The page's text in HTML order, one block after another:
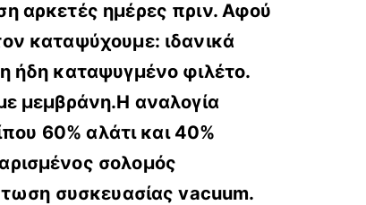
αρκετές ημέρες πριν. Αφού
καταψύχουμε: ιδανικά
ήδη καταψυγμένο φιλέτο.
μεμβράνη.Η αναλογία
60% αλάτι και 40%
σολομός
συσκευασίας vacuum.